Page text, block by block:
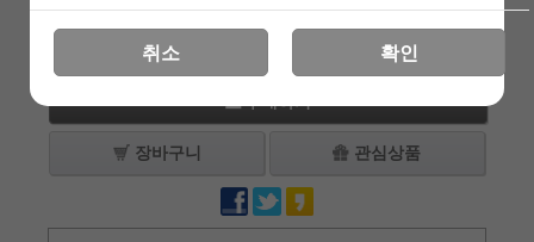
총 상품 금액 65,000
장바구니 관심상품
취소 확인